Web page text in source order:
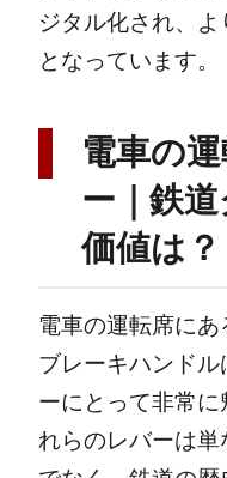
ジタル化され、
となっています。
電車の
ー｜鉄
価値は？
電車の運転席に
ブレーキハンド
ーにとって非常に
れらのレバーは